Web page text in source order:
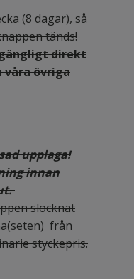
(8 dagar), så
tänds!
direkt
våra övriga
upplaga!
innan
slocknat
från
styckepris.